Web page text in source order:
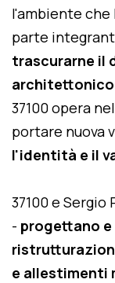
l'ambiente che
parte
trascurarne il
architettonico
37100 opera
portare nuova
l'identità e il
37100 e
- progettano
e allestimenti